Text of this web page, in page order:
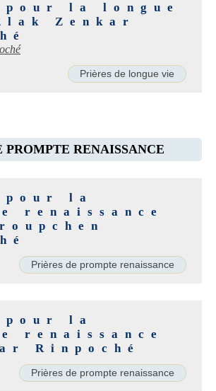
la longue
Zenkar
Prières de longue vie
PROMPTE RENAISSANCE
la
renaissance
Prières de prompte renaissance
la
renaissance
Rinpoché
Prières de prompte renaissance